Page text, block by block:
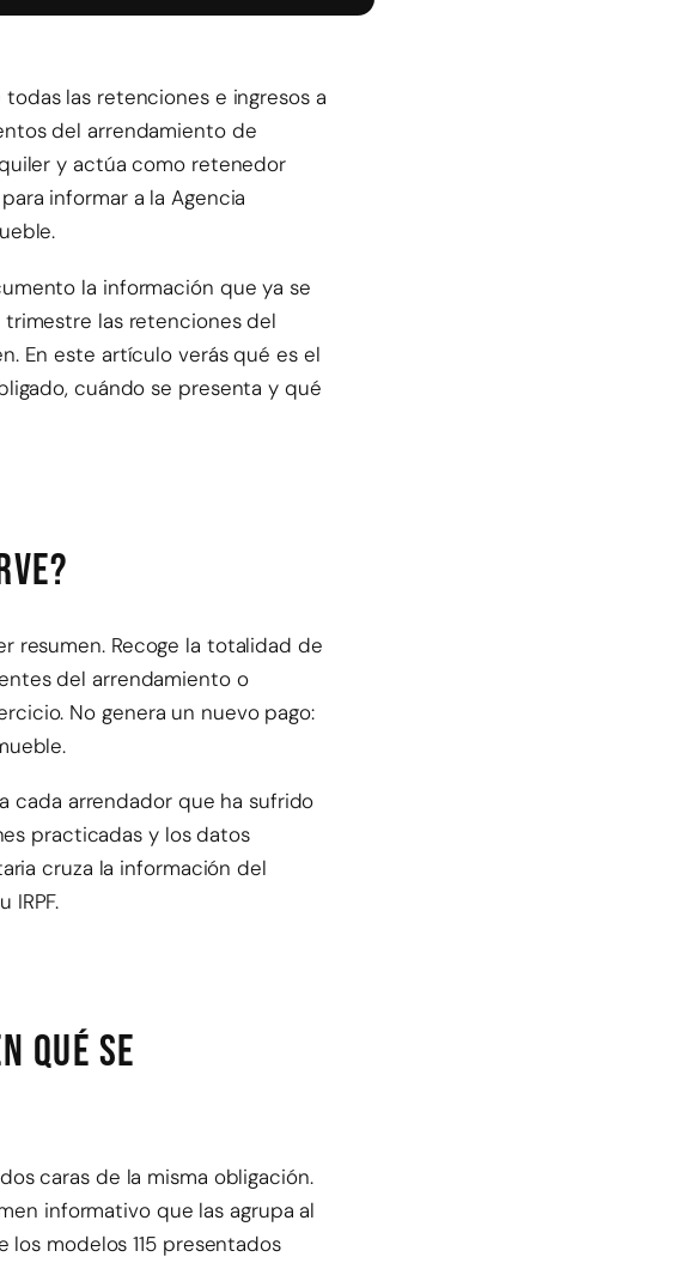
las retenciones e ingresos a
del arrendamiento de
y actúa como retenedor
informar a la Agencia
la información que ya se
las retenciones del
En este artículo verás qué es el
cuándo se presenta y qué
resumen. Recoge la totalidad de
del arrendamiento o
No genera un nuevo pago:
cada arrendador que ha sufrido
practicadas y los datos
cruza la información del
qué se
caras de la misma obligación.
informativo que las agrupa al
modelos 115 presentados